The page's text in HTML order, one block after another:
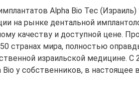
Alpha Bio Tec
на рынке дентальной
качеству и доступной цене.
странах мира, полностью
израильской медицине. С
Bio у собственников, в настоящее